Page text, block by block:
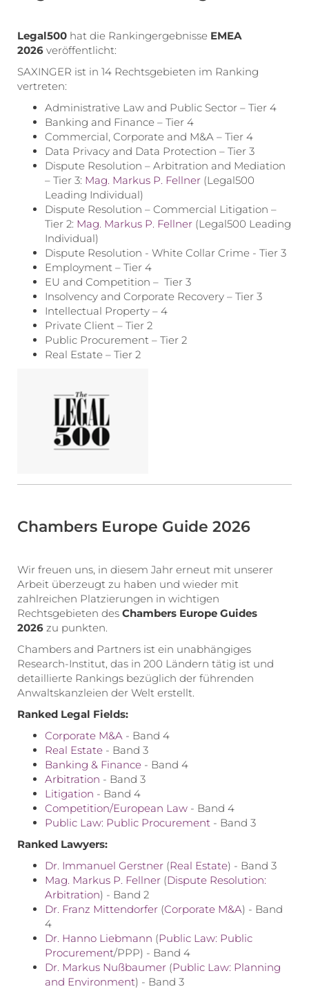
Legal500 hat die Rankingergebnisse EMEA
2026 veröffentlicht:
SAXINGER ist in 14 Rechtsgebieten im Ranking
vertreten:
Administrative Law and Public Sector – Tier 4
Banking and Finance – Tier 4
Commercial, Corporate and M&A – Tier 4
Data Privacy and Data Protection – Tier 3
Dispute Resolution – Arbitration and Mediation
– Tier 3: Mag. Markus P. Fellner (Legal500
Leading Individual)
Dispute Resolution – Commercial Litigation –
Tier 2: Mag. Markus P. Fellner (Legal500 Leading
Individual)
Dispute Resolution - White Collar Crime - Tier 3
Employment – Tier 4
EU and Competition – Tier 3
Insolvency and Corporate Recovery – Tier 3
Intellectual Property – 4
Private Client – Tier 2
Public Procurement – Tier 2
Real Estate – Tier 2
Chambers Europe Guide 2026
Wir freuen uns, in diesem Jahr erneut mit unserer
Arbeit überzeugt zu haben und wieder mit
zahlreichen Platzierungen in wichtigen
Rechtsgebieten des Chambers Europe Guides
2026 zu punkten.
Chambers and Partners ist ein unabhängiges
Research-Institut, das in 200 Ländern tätig ist und
detaillierte Rankings bezüglich der führenden
Anwaltskanzleien der Welt erstellt.
Ranked Legal Fields:
Corporate M&A - Band 4
Real Estate - Band 3
Banking & Finance - Band 4
Arbitration - Band 3
Litigation - Band 4
Competition/European Law - Band 4
Public Law: Public Procurement - Band 3
Ranked Lawyers:
Dr. Immanuel Gerstner (Real Estate) - Band 3
Mag. Markus P. Fellner (Dispute Resolution:
Arbitration) - Band 2
Dr. Franz Mittendorfer (Corporate M&A) - Band
4
Dr. Hanno Liebmann (Public Law: Public
Procurement/PPP) - Band 4
Dr. Markus Nußbaumer (Public Law: Planning
and Environment) - Band 3